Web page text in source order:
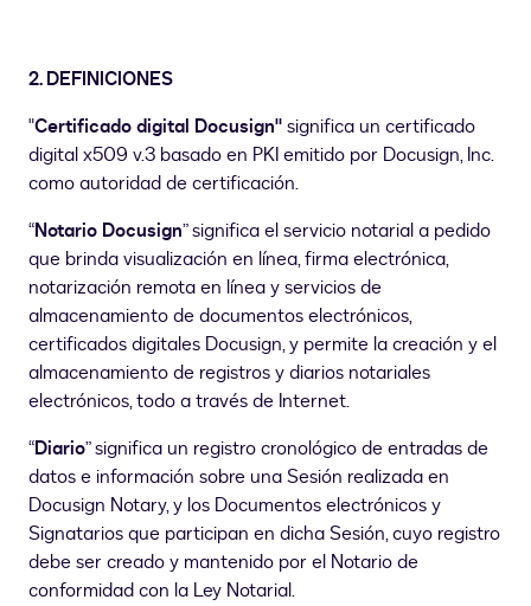
2. DEFINICIONES
"Certificado digital Docusign"significa un certificado
digital x509 v.3 basado en PKI emitido por Docusign, Inc.
como autoridad de certificación.
“Notario Docusign” significa el servicio notarial a pedido
que brinda visualización en línea, firma electrónica,
notarización remota en línea y servicios de
almacenamiento de documentos electrónicos,
certificados digitales Docusign, y permite la creación y el
almacenamiento de registros y diarios notariales
electrónicos, todo a través de Internet.
“Diario” significa un registro cronológico de entradas de
datos e información sobre una Sesión realizada en
Docusign Notary, y los Documentos electrónicos y
Signatarios que participan en dicha Sesión, cuyo registro
debe ser creado y mantenido por el Notario de
conformidad con la Ley Notarial.